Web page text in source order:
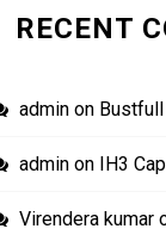
RECENT
admin on
admin on IH3
Virendera kumar